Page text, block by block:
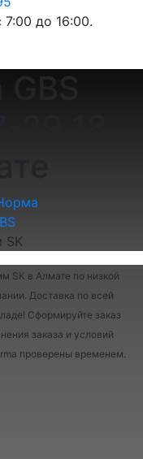
до 16:00.
SK
SK в Алмате по низкой
Доставка по всей
Сформируйте заказ
заказа и условий
проверены временем.